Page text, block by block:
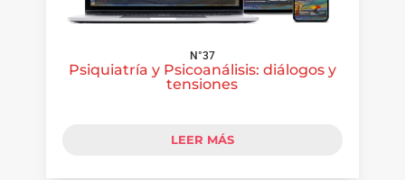
N°37
Psiquiatría y Psicoanálisis: diálogos y
tensiones
LEER MÁS